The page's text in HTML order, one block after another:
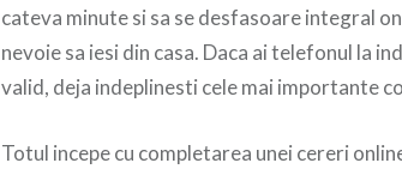
cateva minute si sa se desfasoare integral
nevoie sa iesi din casa. Daca ai telefonul la
valid, deja indeplinesti cele mai importante
Totul incepe cu completarea unei cereri